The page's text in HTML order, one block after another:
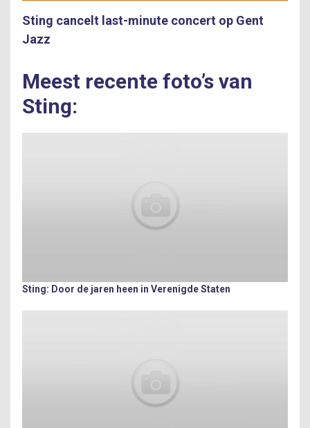
Sting cancelt last-minute concert op Gent
Jazz
Meest recente foto’s van
Sting:
Sting: Door de jaren heen in Verenigde Staten